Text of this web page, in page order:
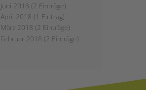
Juni 2018 (2 Einträge)
April 2018 (1 Eintrag)
März 2018 (2 Einträge)
Februar 2018 (2 Einträge)